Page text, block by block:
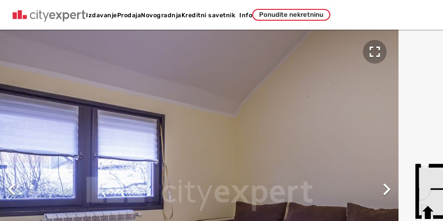
IzdavanjeProdajaNovogradnjaKreditni savetnik Info Ponudite nekretninu
 
